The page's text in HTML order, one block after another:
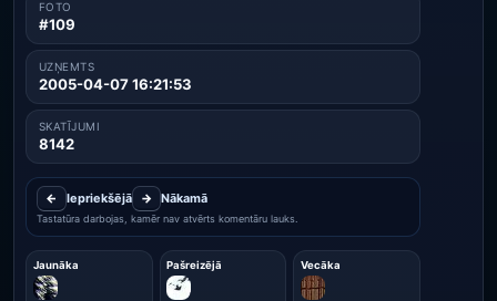
FOTO
#109
UZŅEMTS
2005-04-07 16:21:53
SKATĪJUMI
8142
← Iepriekšējā → Nākamā
Tastatūra darbojas, kamēr nav atvērts komentāru lauks.
Jaunāka Pašreizējā Vecāka